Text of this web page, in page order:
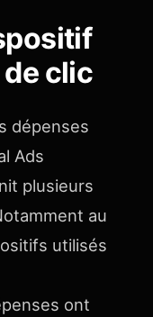
clic
dépenses
Ads
plusieurs
au
utilisés
ont